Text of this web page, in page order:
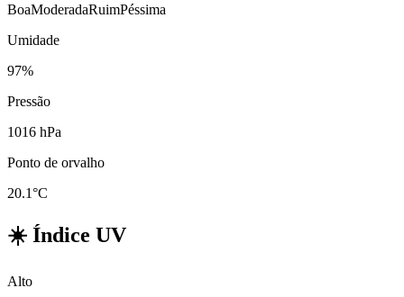
BoaModeradaRuimPéssima
Umidade
97%
Pressão
1016 hPa
Ponto de orvalho
20.1°C
☀️ Índice UV
Alto